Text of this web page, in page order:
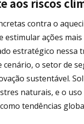
contra o
estimular ações
estratégico
cenário, o setor de
sustentável.
naturais, e o
tendências